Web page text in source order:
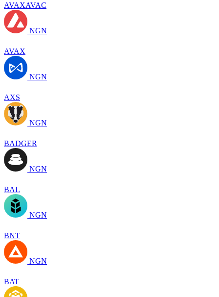
AVAXAVAC
NGN
AVAX
NGN
AXS
NGN
BADGER
NGN
BAL
NGN
BNT
NGN
BAT